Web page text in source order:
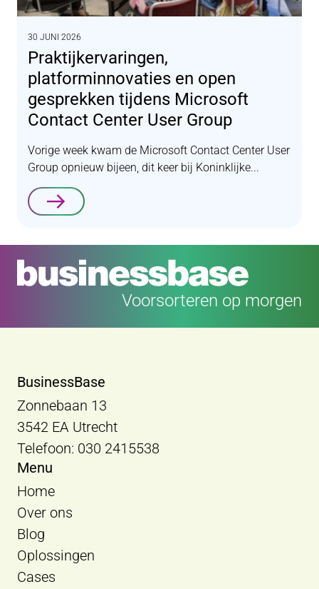
30 JUNI 2026
Praktijkervaringen,
platforminnovaties en open
gesprekken tijdens Microsoft
Contact Center User Group
Vorige week kwam de Microsoft Contact Center User
Group opnieuw bijeen, dit keer bij Koninklijke...
Lees verder
Voorsorteren op morgen
BusinessBase
Zonnebaan 13
3542 EA Utrecht
Telefoon: 030 2415538
Menu
Home
Over ons
Blog
Oplossingen
Cases